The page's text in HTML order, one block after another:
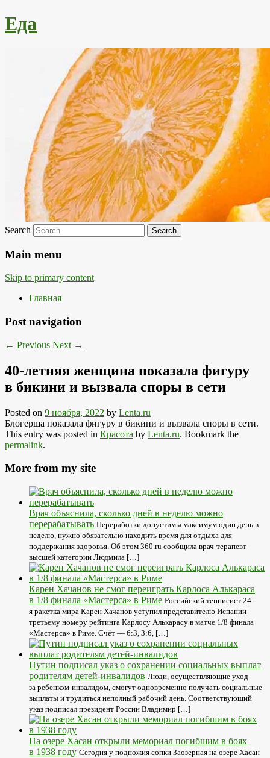
Еда
Search
Main menu
Skip to primary content
Главная
Post navigation
← Previous Next →
40-летняя женщина показала фигуру
в бикини и вызвала споры в сети
Posted on 9 ноября, 2022 by Lenta.ru
Блогерша показала фигуру в бикини и вызвала споры в сети.
This entry was posted in Красота by Lenta.ru. Bookmark the
permalink.
More from my site
Врач объяснила, сколько дней в неделю можно
перерабатывать Переработки допустимы максимум один день в
неделю, нужно обязательно находить время для отдыха для
поддержания здоровья. Об этом 360.ru сообщила врач-терапевт
высшей категории Людмила […]
Карен Хачанов не смог переиграть Карлоса Алькараса
в 1/8 финала «Мастерса» в Риме Российский теннисист 24-
я ракетка мира Карен Хачанов уступил представителю Испании
третьему номеру рейтинга Карлосу Алькарасу в матче 1/8 финала
«Мастерса» в Риме. Счёт — 6:3, 3:6, […]
Путин подписал указ о сохранении социальных выплат
родителям детей-инвалидов Люди, осуществляющие уход
за ребенком-инвалидом, смогут одновременно получать социальные
выплаты и трудиться неполный рабочий день. Соответствующий
указ подписал президент России Владимир […]
На озере Хасан открыли мемориал погибшим в боях
в 1938 году Сегодня у подножия сопки Заозерная на озере Хасан